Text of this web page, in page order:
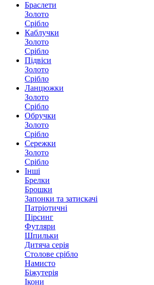
Браслети
Золото
Срібло
Каблучки
Золото
Срібло
Підвіси
Золото
Срібло
Ланцюжки
Золото
Срібло
Обручки
Золото
Срібло
Сережки
Золото
Срібло
Інші
Брелки
Брошки
Запонки та затискачі
Патріотичні
Пірсинг
Футляри
Шпильки
Дитяча серія
Столове срібло
Намисто
Біжутерія
Ікони